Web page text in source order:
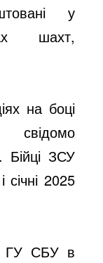
у
шахт,
на боці
свідомо
Бійці ЗСУ
січні 2025
ГУ СБУ в